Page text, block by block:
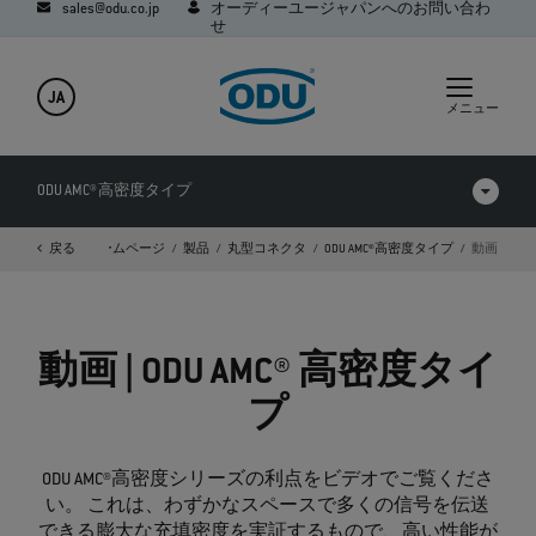
sales@odu.co.jp
オーディーユージャパンへのお問い合わ
せ
JA
メニュー
ODU AMC® 高密度タイプ
製品を比較する
ダウンロード
戻る ホームページ 製品 丸型コネクタ ODU AMC®高密度タイプ 動画
動画 | ODU AMC® 高密度タイ
プ
ODU AMC®高密度シリーズの利点をビデオでご覧くださ
い。 これは、わずかなスペースで多くの信号を伝送